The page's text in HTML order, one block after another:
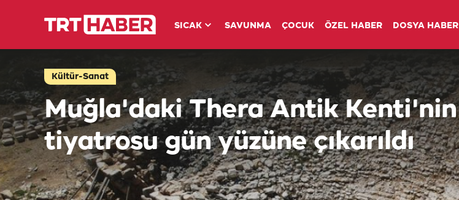
SICAK SAVUNMA ÇOCUK ÖZEL HABER DOSYA HABER
Kültür-Sanat
Muğla'daki Thera Antik Kenti'nin
tiyatrosu gün yüzüne çıkarıldı